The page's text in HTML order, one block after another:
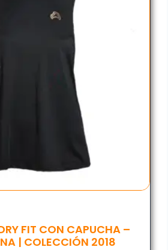
FIT CON CAPUCHA –
| COLECCIÓN 2018